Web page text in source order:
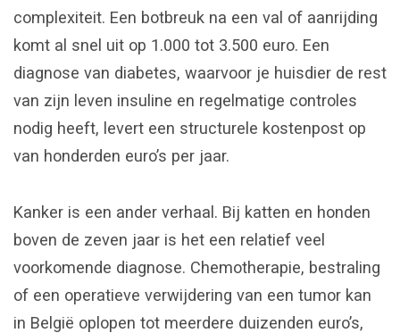
complexiteit. Een botbreuk na een val of aanrijding
komt al snel uit op 1.000 tot 3.500 euro. Een
diagnose van diabetes, waarvoor je huisdier de rest
van zijn leven insuline en regelmatige controles
nodig heeft, levert een structurele kostenpost op
van honderden euro’s per jaar.
Kanker is een ander verhaal. Bij katten en honden
boven de zeven jaar is het een relatief veel
voorkomende diagnose. Chemotherapie, bestraling
of een operatieve verwijdering van een tumor kan
in België oplopen tot meerdere duizenden euro’s,